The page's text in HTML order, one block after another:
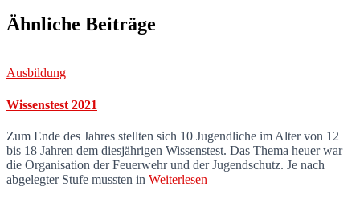
Ähnliche Beiträge
Ausbildung
Wissenstest 2021
Zum Ende des Jahres stellten sich 10 Jugendliche im Alter von 12
bis 18 Jahren dem diesjährigen Wissenstest. Das Thema heuer war
die Organisation der Feuerwehr und der Jugendschutz. Je nach
abgelegter Stufe mussten in Weiterlesen